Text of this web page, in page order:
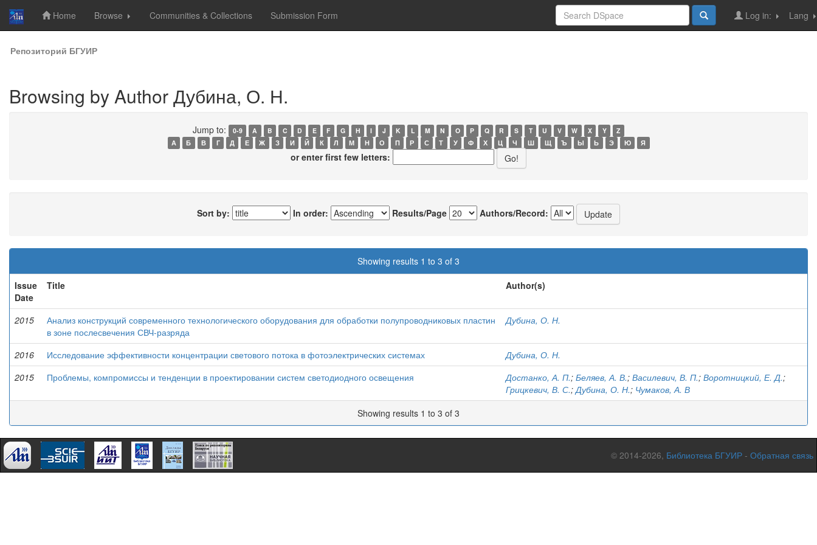
Skip
navigation
Home Browse Communities & Collections Submission Form Lang
Log in:
Репозиторий БГУИР
Browsing by Author Дубина, О. Н.
Jump to: 0-9 A B C D E F G H I J K L M N O P Q R S T U V W X Y
Z
А
Б В Г Д Е Ж З И Й К Л М Н О П Р С Т У Ф Х Ц Ч Ш Щ Ъ Ы Ь Э Ю Я
or enter first few letters:
Sort by: In order: Results/Page Authors/Record:
Showing results 1 to 3 of 3
Issue
Date
Title Author(s)
2015
Анализ конструкций современного технологического оборудования для обработки полупроводниковых пластин
в зоне послесвечения СВЧ-разряда
Дубина, О. Н.
2016 Исследование эффективности концентрации светового потока в фотоэлектрических системах
Дубина, О. Н.
2015
Проблемы, компромиссы и тенденции в проектировании систем светодиодного освещения Достанко, А. П.; Беляев, А. В.; Василевич, В. П.; Воротницкий, Е. Д.;
Грицкевич, В. С.;Дубина, О. Н.; Чумаков, А. В
Showing results 1 to 3 of 3
© 2014-2026, Библиотека БГУИР - Обратная связь